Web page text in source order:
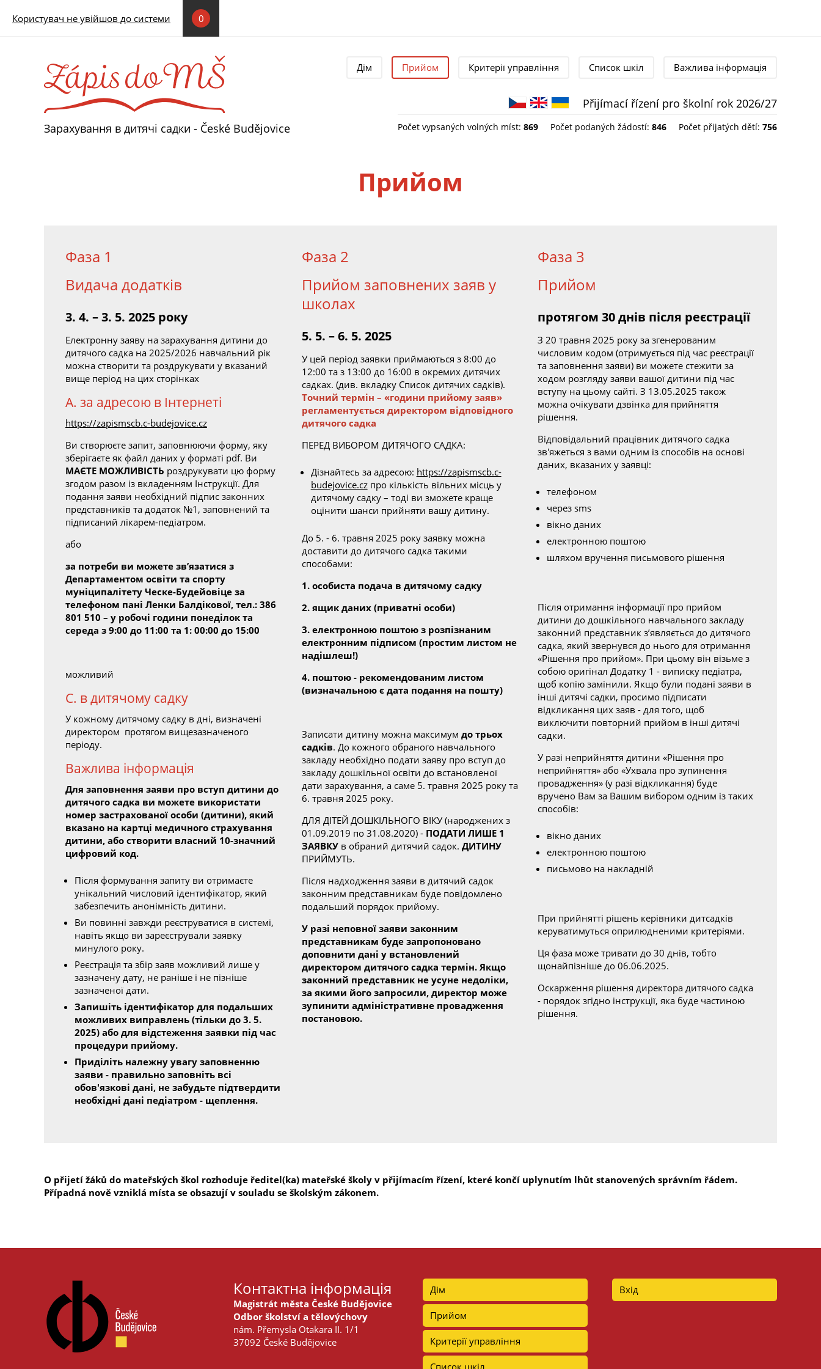
Користувач не увійшов до системи
0
Зарахування в дитячі садки - České Budějovice
ČeštinaEnglishУкраїнська
Дім Прийом Критерії управління Список шкіл Важлива інформація
Přijímací řízení pro školní rok 2026/27
Počet vypsaných volných míst: 869 Počet podaných žádostí: 846 Počet přijatých dětí: 756
Прийом
Фаза 1
Видача додатків
3. 4. – 3. 5. 2025 року
Електронну заяву на зарахування дитини до
дитячого садка на 2025/2026 навчальний рік
можна створити та роздрукувати у вказаний
вище період на цих сторінках
A. за адресою в Інтернеті
https://zapismscb.c-budejovice.cz
Ви створюєте запит, заповнюючи форму, яку
зберігаєте як файл даних у форматі pdf. Ви
МАЄТЕ МОЖЛИВІСТЬ роздрукувати цю форму
згодом разом із вкладенням Інструкції. Для
подання заяви необхідний підпис законних
представників та додаток №1, заповнений та
підписаний лікарем-педіатром.
або
за потреби ви можете зв’язатися з
Департаментом освіти та спорту
муніципалітету Ческе-Будейовіце за
телефоном пані Ленки Балдікової, тел.: 386
801 510 – у робочі години понеділок та
середа з 9:00 до 11:00 та 1: 00:00 до 15:00
можливий
C. в дитячому садку
У кожному дитячому садку в дні, визначені
директором протягом вищезазначеного
періоду.
Важлива інформація
Для заповнення заяви про вступ дитини до
дитячого садка ви можете використати
номер застрахованої особи (дитини), який
вказано на картці медичного страхування
дитини, або створити власний 10-значний
цифровий код.
Після формування запиту ви отримаєте
унікальний числовий ідентифікатор, який
забезпечить анонімність дитини.
Ви повинні завжди реєструватися в системі,
навіть якщо ви зареєстрували заявку
минулого року.
Реєстрація та збір заяв можливий лише у
зазначену дату, не раніше і не пізніше
зазначеної дати.
Запишіть ідентифікатор для подальших
можливих виправлень (тільки до 3. 5.
2025) або для відстеження заявки під час
процедури прийому.
Приділіть належну увагу заповненню
заяви - правильно заповніть всі
обов'язкові дані, не забудьте підтвердити
необхідні дані педіатром - щеплення.
Фаза 2
Прийом заповнених заяв у
школах
5. 5. – 6. 5. 2025
У цей період заявки приймаються з 8:00 до
12:00 та з 13:00 до 16:00 в окремих дитячих
садках. (див. вкладку Список дитячих садків).
Точний термін – «години прийому заяв»
регламентується директором відповідного
дитячого садка
ПЕРЕД ВИБОРОМ ДИТЯЧОГО САДКА:
Дізнайтесь за адресою: https://zapismscb.c-
budejovice.czпро кількість вільних місць у
дитячому садку – тоді ви зможете краще
оцінити шанси прийняти вашу дитину.
До 5. - 6. травня 2025 року заявку можна
доставити до дитячого садка такими
способами:
1. особиста подача в дитячому садку
2. ящик даних (приватні особи)
3. електронною поштою з розпізнаним
електронним підписом (простим листом не
надішлеш!)
4. поштою - рекомендованим листом
(визначальною є дата подання на пошту)
Записати дитину можна максимум до трьох
садків. До кожного обраного навчального
закладу необхідно подати заяву про вступ до
закладу дошкільної освіти до встановленої
дати зарахування, а саме 5. травня 2025 року та
6. травня 2025 року.
ДЛЯ ДІТЕЙ ДОШКІЛЬНОГО ВІКУ (народжених з
01.09.2019 по 31.08.2020) -ПОДАТИ ЛИШЕ 1
ЗАЯВКУв обраний дитячий садок. ДИТИНУ
ПРИЙМУТЬ.
Після надходження заяви в дитячий садок
законним представникам буде повідомлено
подальший порядок прийому.
У разі неповної заяви законним
представникам буде запропоновано
доповнити дані у встановлений
директором дитячого садка термін. Якщо
законний представник не усуне недоліки,
за якими його запросили, директор може
зупинити адміністративне провадження
постановою.
Фаза 3
Прийом
протягом 30 днів після реєстрації
З 20 травня 2025 року за згенерованим
числовим кодом (отримується під час реєстрації
та заповнення заяви) ви можете стежити за
ходом розгляду заяви вашої дитини під час
вступу на цьому сайті. З 13.05.2025 також
можна очікувати дзвінка для прийняття
рішення.
Відповідальний працівник дитячого садка
зв'яжеться з вами одним із способів на основі
даних, вказаних у заявці:
телефоном
через sms
вікно даних
електронною поштою
шляхом вручення письмового рішення
Після отримання інформації про прийом
дитини до дошкільного навчального закладу
законний представник з’являється до дитячого
садка, який звернувся до нього для отримання
«Рішення про прийом». При цьому він візьме з
собою оригінал Додатку 1 - виписку педіатра,
щоб копію замінили. Якщо були подані заяви в
інші дитячі садки, просимо підписати
відкликання цих заяв - для того, щоб
виключити повторний прийом в інші дитячі
садки.
У разі неприйняття дитини «Рішення про
неприйняття» або «Ухвала про зупинення
провадження» (у разі відкликання) буде
вручено Вам за Вашим вибором одним із таких
способів:
вікно даних
електронною поштою
письмово на накладній
При прийнятті рішень керівники дитсадків
керуватимуться оприлюдненими критеріями.
Ця фаза може тривати до 30 днів, тобто
щонайпізніше до 06.06.2025.
Оскарження рішення директора дитячого садка
- порядок згідно інструкції, яка буде частиною
рішення.
O přijetí žáků do mateřských škol rozhoduje ředitel(ka) mateřské školy v přijímacím řízení, které končí uplynutím lhůt stanovených správním řádem.
Případná nově vzniklá místa se obsazují v souladu se školským zákonem.
Контактна інформація
Magistrát města České Budějovice
Odbor školství a tělovýchovy
nám. Přemysla Otakara II. 1/1
37092 České Budějovice
Дім
Прийом
Критерії управління
Список шкіл
Вхід